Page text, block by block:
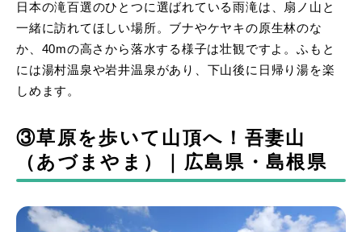
日本の滝百選のひとつに選ばれている雨滝は、扇ノ山と
一緒に訪れてほしい場所。ブナやケヤキの原生林のな
か、40mの高さから落水する様子は壮観ですよ。ふもと
には湯村温泉や岩井温泉があり、下山後に日帰り湯を楽
しめます。
③草原を歩いて山頂へ！吾妻山
（あづまやま）｜広島県・島根県